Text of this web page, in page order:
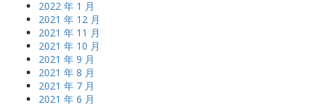
2022 年 1 月
2021 年 12 月
2021 年 11 月
2021 年 10 月
2021 年 9 月
2021 年 8 月
2021 年 7 月
2021 年 6 月